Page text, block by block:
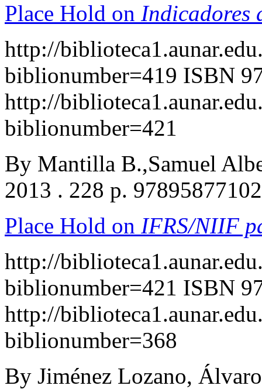
Place Hold on Indicadores
http://
biblionumber=419 ISBN
http://
biblionumber=421
By Mantilla B.,Samuel
2013 . 228 p.
Place Hold on IFRS/NIIF
http://
biblionumber=421 ISBN
http://
biblionumber=368
By Jiménez Lozano,